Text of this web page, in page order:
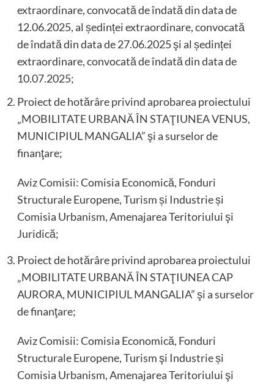
extraordinare, convocată de îndată din data de
12.06.2025, al ședinței extraordinare, convocată
de îndată din data de 27.06.2025 şi al ședinței
extraordinare, convocată de îndată din data de
10.07.2025;
Proiect de hotărâre privind aprobarea proiectului
„MOBILITATE URBANĂ ÎN STAŢIUNEA VENUS,
MUNICIPIUL MANGALIA” şi a surselor de
finanţare;
Aviz Comisii: Comisia Economică, Fonduri
Structurale Europene, Turism și Industrie și
Comisia Urbanism, Amenajarea Teritoriului şi
Juridică;
Proiect de hotărâre privind aprobarea proiectului
„MOBILITATE URBANĂ ÎN STAŢIUNEA CAP
AURORA, MUNICIPIUL MANGALIA” şi a surselor
de finanţare;
Aviz Comisii: Comisia Economică, Fonduri
Structurale Europene, Turism şi Industrie și
Comisia Urbanism, Amenajarea Teritoriului şi